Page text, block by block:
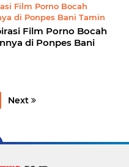
Film Porno Bocah
di Ponpes Bani Tamin
Film Porno Bocah
di Ponpes Bani
Next